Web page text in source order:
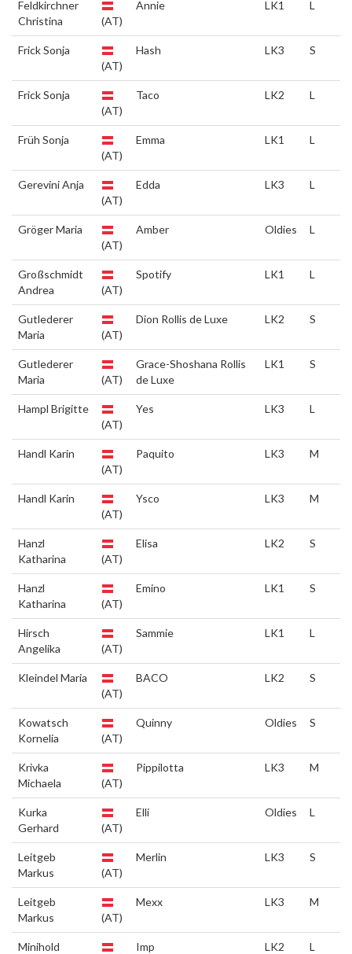
Feldkirchner
Christina
(AT)
Annie LK1 L
Frick Sonja
(AT)
Hash LK3 S
Frick Sonja
(AT)
Taco LK2 L
Früh Sonja
(AT)
Emma LK1 L
Gerevini Anja
(AT)
Edda LK3 L
Gröger Maria
(AT)
Amber Oldies L
Großschmidt
Andrea
(AT)
Spotify LK1 L
Gutlederer
Maria
(AT)
Dion Rollis de Luxe LK2 S
Gutlederer
Maria
(AT)
Grace-Shoshana Rollis
de Luxe
LK1 S
Hampl Brigitte
(AT)
Yes LK3 L
Handl Karin
(AT)
Paquito LK3 M
Handl Karin
(AT)
Ysco LK3 M
Hanzl
Katharina
(AT)
Elisa LK2 S
Hanzl
Katharina
(AT)
Emino LK1 S
Hirsch
Angelika
(AT)
Sammie LK1 L
Kleindel Maria
(AT)
BACO LK2 S
Kowatsch
Kornelia
(AT)
Quinny Oldies S
Krivka
Michaela
(AT)
Pippilotta LK3 M
Kurka
Gerhard
(AT)
Elli Oldies L
Leitgeb
Markus
(AT)
Merlin LK3 S
Leitgeb
Markus
(AT)
Mexx LK3 M
Minihold
Imp LK2 L